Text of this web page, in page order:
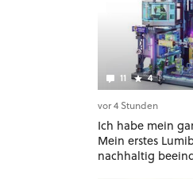
11 4
vor 4 Stunden
Ich habe mein
Mein erstes
nachhaltig